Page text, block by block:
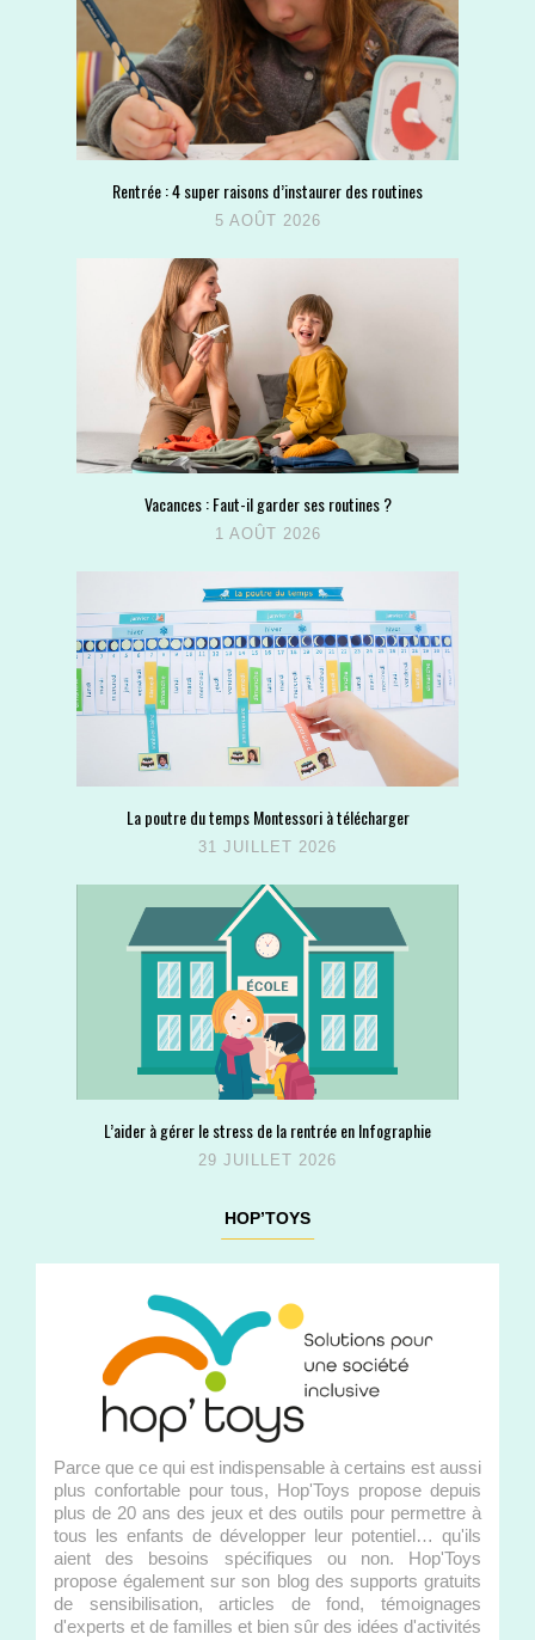
Rentrée : 4 super raisons d’instaurer des routines
5 AOÛT 2026
Vacances : Faut-il garder ses routines ?
1 AOÛT 2026
La poutre du temps Montessori à télécharger
31 JUILLET 2026
L’aider à gérer le stress de la rentrée en Infographie
29 JUILLET 2026
HOP’TOYS
Parce que ce qui est indispensable à certains est aussi
plus confortable pour tous, Hop'Toys propose depuis
plus de 20 ans des jeux et des outils pour permettre à
tous les enfants de développer leur potentiel… qu'ils
aient des besoins spécifiques ou non. Hop'Toys
propose également sur son blog des supports gratuits
de sensibilisation, articles de fond, témoignages
d'experts et de familles et bien sûr des idées d'activités